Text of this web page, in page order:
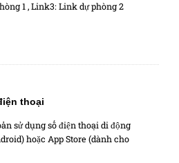
1 , Link3: Link dự phòng 2
thoại
sử dụng số điện thoại di động
hoặc App Store (dành cho